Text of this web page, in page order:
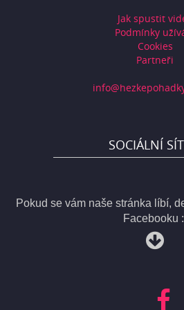
Jak spustit
Podmínky
Cookies
Partneři
SOCIÁLNÍ
Pokud se vám naše stránka líbí,
Facebooku